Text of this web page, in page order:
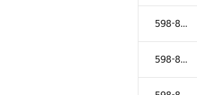
598-854
598-854